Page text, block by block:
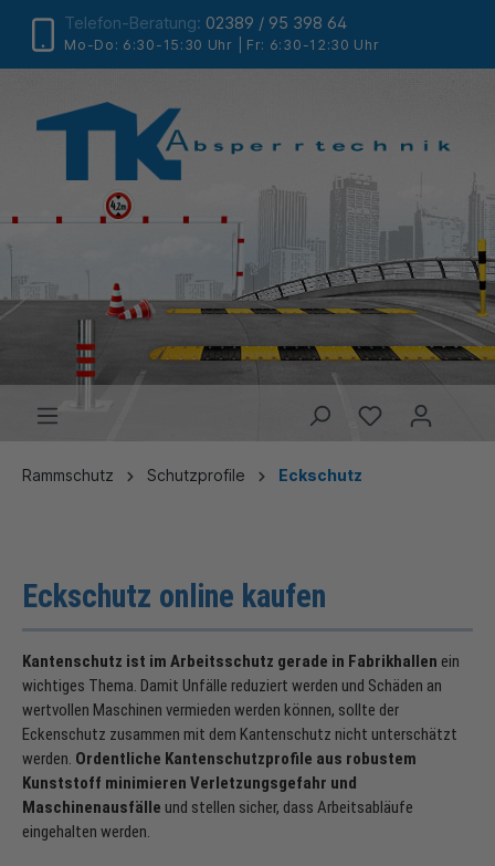
Telefon-Beratung: 02389 / 95 398 64
Mo-Do: 6:30-15:30 Uhr | Fr: 6:30-12:30 Uhr
Rammschutz Schutzprofile Eckschutz
Eckschutz online kaufen
Kantenschutz ist im Arbeitsschutz gerade in Fabrikhallen ein
wichtiges Thema. Damit Unfälle reduziert werden und Schäden an
wertvollen Maschinen vermieden werden können, sollte der
Eckenschutz zusammen mit dem Kantenschutz nicht unterschätzt
werden. Ordentliche Kantenschutzprofile aus robustem
Kunststoff minimieren Verletzungsgefahr und
Maschinenausfälle und stellen sicher, dass Arbeitsabläufe
eingehalten werden.